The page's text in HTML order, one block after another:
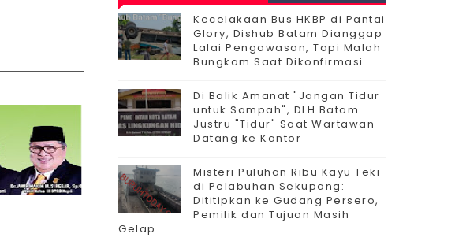
Kecelakaan Bus HKBP di Pantai
Glory, Dishub Batam Dianggap
Lalai Pengawasan, Tapi Malah
Bungkam Saat Dikonfirmasi
Di Balik Amanat "Jangan Tidur
untuk Sampah", DLH Batam
Justru "Tidur" Saat Wartawan
Datang ke Kantor
Misteri Puluhan Ribu Kayu Teki
di Pelabuhan Sekupang:
Dititipkan ke Gudang Persero,
Pemilik dan Tujuan Masih
Gelap